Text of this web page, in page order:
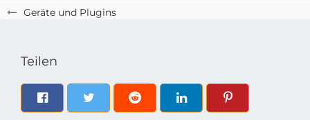
Geräte und Plugins
Teilen